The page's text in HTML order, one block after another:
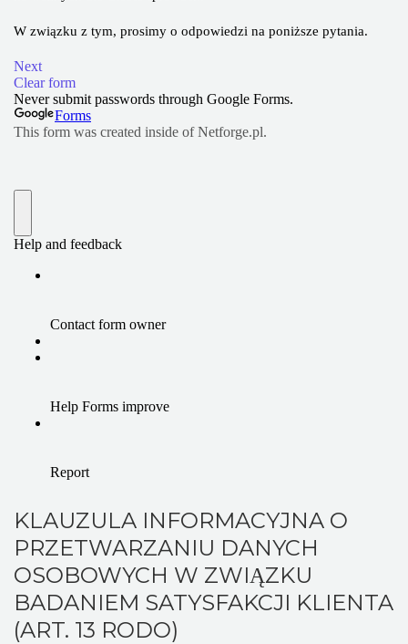
KLAUZULA INFORMACYJNA O
PRZETWARZANIU DANYCH
OSOBOWYCH W ZWIĄZKU
BADANIEM SATYSFAKCJI KLIENTA
(ART. 13 RODO)